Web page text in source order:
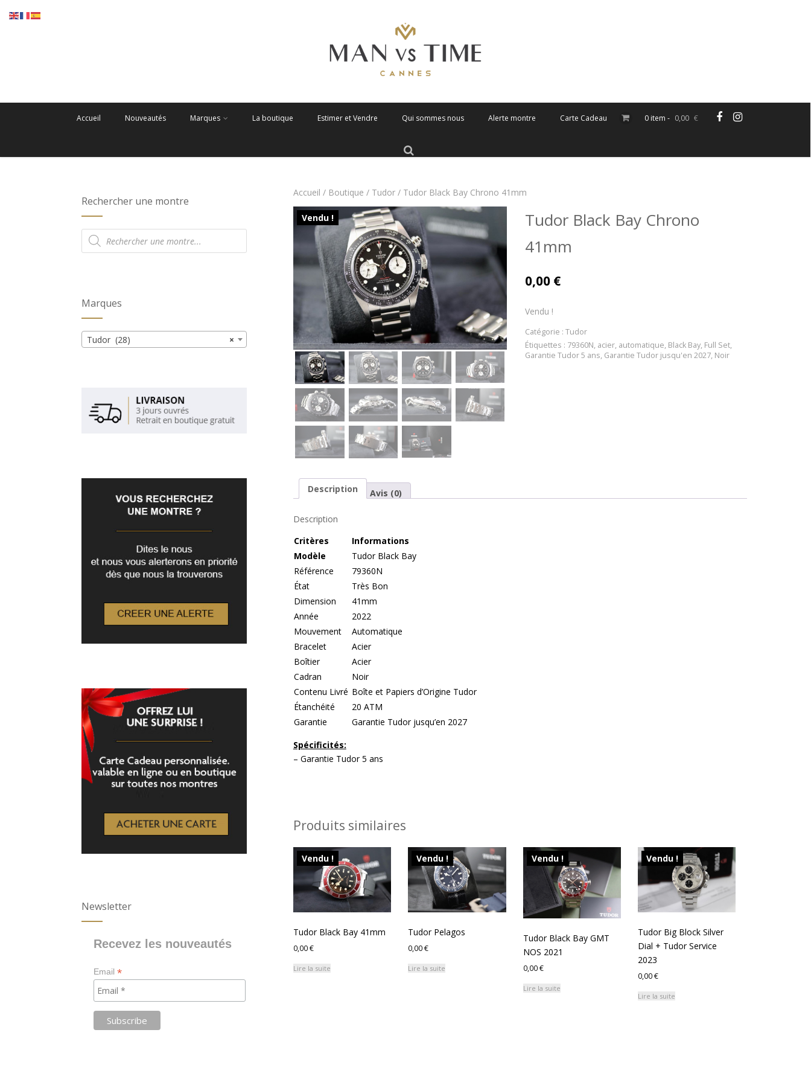
Accueil Nouveautés Marques La boutique Estimer et Vendre Qui sommes nous Alerte montre Carte Cadeau 0 item - 0,00 €
Accueil / Boutique / Tudor/ Tudor Black Bay Chrono 41mm
Vendu !
Tudor Black Bay Chrono
41mm
0,00 €
Vendu !
Catégorie : Tudor
Étiquettes : 79360N, acier, automatique, Black Bay, Full Set,
Garantie Tudor 5 ans, Garantie Tudor jusqu'en 2027, Noir
Description Avis (0)
Description
Critères
Informations
Modèle
Tudor Black Bay
Référence
79360N
État
Très Bon
Dimension
41mm
Année
2022
Mouvement
Automatique
Bracelet
Acier
Boîtier
Acier
Cadran
Noir
Contenu Livré Boîte et Papiers d’Origine Tudor
Étanchéité
20 ATM
Garantie
Garantie Tudor jusqu’en 2027
Spécificités:
– Garantie Tudor 5 ans
Produits similaires
Vendu !
Tudor Black Bay 41mm
0,00€
Lire la suite
Vendu !
Tudor Pelagos
0,00€
Lire la suite
Vendu !
Tudor Black Bay GMT
NOS 2021
0,00€
Lire la suite
Vendu !
Tudor Big Block Silver
Dial + Tudor Service
2023
0,00€
Lire la suite
Rechercher une montre
Recherche
de
produits
Marques
×
Tudor (28)
Newsletter
Recevez les nouveautés
Email*